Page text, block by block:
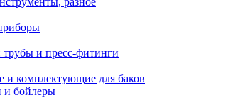
трубы и пресс-фитинги
и комплектующие для баков
и бойлеры